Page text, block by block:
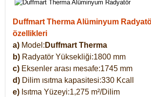
Duffmart Therma Alüminyum
özellikleri
a) Model: Duffmart Therma
b) Radyatör Yüksekliği:1800 mm
c) Eksenler arası mesafe:1745 mm
d) Dilim ısıtma kapasitesi:330 Kcall
e) Isıtma Yüzeyi:1,275 m²/Dilim